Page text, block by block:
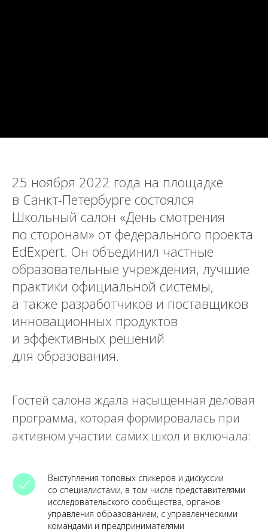
25 ноября 2022 года на площадке
в Санкт-Петербурге состоялся
Школьный салон «День смотрения
по сторонам» от федерального проекта
EdExpert. Он объединил частные
образовательные учреждения, лучшие
практики официальной системы,
а также разработчиков и поставщиков
инновационных продуктов
и эффективных решений
для образования.
Гостей салона ждала насыщенная деловая
программа, которая формировалась при
активном участии самих школ и включала:
Выступления топовых спикеров и дискуссии
со специалистами, в том числе представителями
исследовательского сообщества, органов
управления образованием, с управленческими
командами и предпринимателями